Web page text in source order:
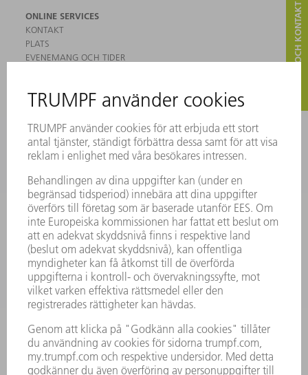
SERVICE OCH KONTAKT
ONLINE SERVICES
KONTAKT
PLATS
EVENEMANG OCH TIDER
SÄKERHETSDATABLAD
MASKINER & SYSTEM
LASER
KRAFTELEKTRONIK
SMART FACTORY
MJUKVARA
SERVICES
TILLÄMPNINGAR
BRANSCHER
FÖRETAG
KARRIÄR
LEDIGA TJÄNSTER
FÖRETAGSPROFIL
STYRELSE
FÖRETAGSPRINCIPER
ÖVERENSSTÄMMELSE
RÅDGIVARSYSTEM